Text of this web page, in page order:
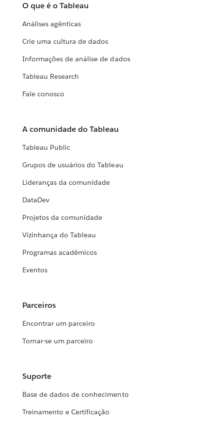
O que é o Tableau
Análises agênticas
Crie uma cultura de dados
Informações de análise de dados
Tableau Research
Fale conosco
A comunidade do Tableau
Tableau Public
Grupos de usuários do Tableau
Lideranças da comunidade
DataDev
Projetos da comunidade
Vizinhança do Tableau
Programas acadêmicos
Eventos
Parceiros
Encontrar um parceiro
Tornar-se um parceiro
Suporte
Base de dados de conhecimento
Treinamento e Certificação